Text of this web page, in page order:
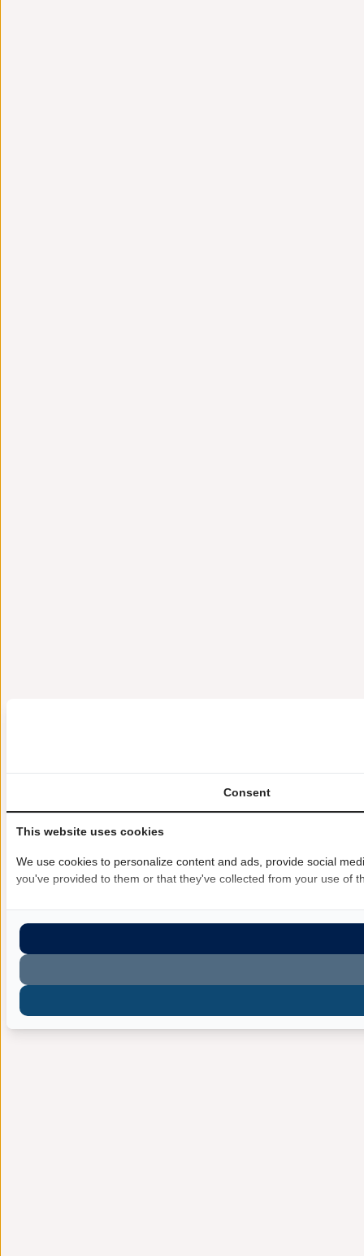
Consent
This website uses cookies
We use cookies to personalize content and ads, provide social
you've provided to them or that they've collected from your use of